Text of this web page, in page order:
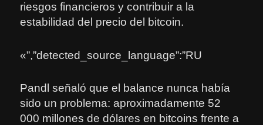
riesgos financieros y contribuir a la
estabilidad del precio del bitcoin.
«”,”detected_source_language”:”RU
Pandl señaló que el balance nunca había
sido un problema: aproximadamente 52
000 millones de dólares en bitcoins frente a